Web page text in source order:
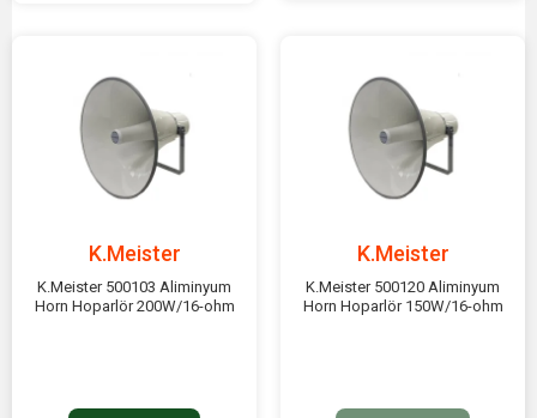
K.Meister
K.Meister 500103 Aliminyum
Horn Hoparlör 200W/16-ohm
K.Meister
K.Meister 500120 Aliminyum
Horn Hoparlör 150W/16-ohm